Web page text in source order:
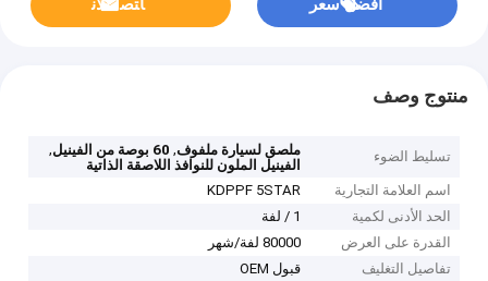
افضل سعر ﺎﺘﺼﻟ ﺍﻶﻧ
منتوج وصف
تسليط الضوء ملصق لسيارة ملفوف, 60 بوصة من الفينيل
,
الفينيل الملون للنوافذ اللاصقة الذاتية
اسم العلامة التجارية
KDPPF 5STAR
الحد الأدنى لكمية
1 / لفة
القدرة على العرض
80000 لفة/شهر
تفاصيل التغليف
قبول OEM